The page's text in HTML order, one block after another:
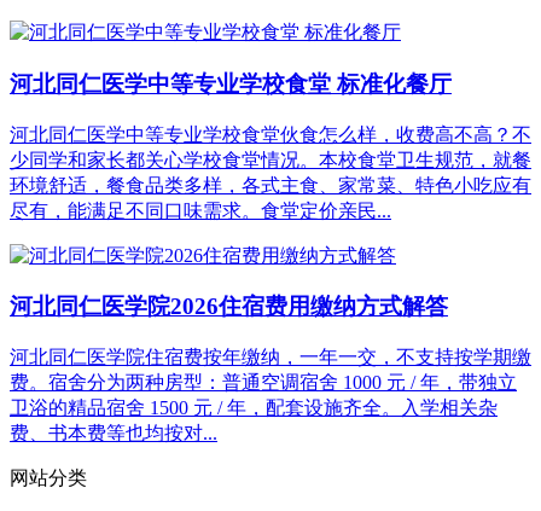
河北同仁医学中等专业学校食堂 标准化餐厅
河北同仁医学中等专业学校食堂伙食怎么样，收费高不高？不
少同学和家长都关心学校食堂情况。本校食堂卫生规范，就餐
环境舒适，餐食品类多样，各式主食、家常菜、特色小吃应有
尽有，能满足不同口味需求。食堂定价亲民...
河北同仁医学院2026住宿费用缴纳方式解答
河北同仁医学院住宿费按年缴纳，一年一交，不支持按学期缴
费。宿舍分为两种房型：普通空调宿舍 1000 元 / 年，带独立
卫浴的精品宿舍 1500 元 / 年，配套设施齐全。入学相关杂
费、书本费等也均按对...
网站分类